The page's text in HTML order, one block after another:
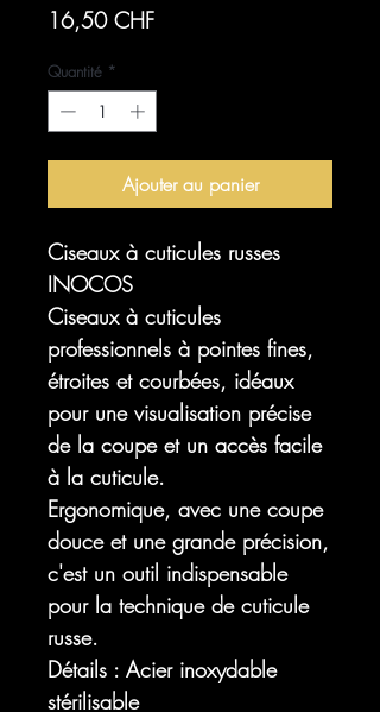
16,50 CHFPrix
Quantité *
Ajouter au panier
Ciseaux à cuticules russes
INOCOS
Ciseaux à cuticules
professionnels à pointes fines,
étroites et courbées, idéaux
pour une visualisation précise
de la coupe et un accès facile
à la cuticule.
Ergonomique, avec une coupe
douce et une grande précision,
c'est un outil indispensable
pour la technique de cuticule
russe.
Détails : Acier inoxydable
stérilisable